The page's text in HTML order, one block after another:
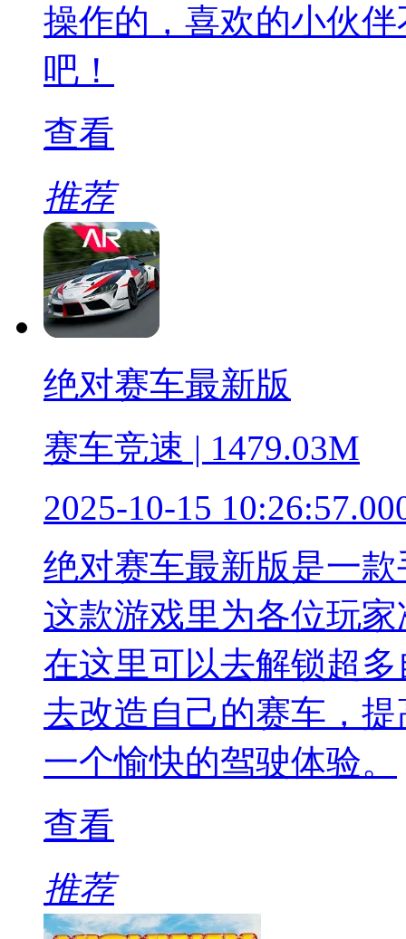
操作的，喜欢的小伙
吧！
查看
推荐
绝对赛车最新版
赛车竞速 | 1479.03M
2025-10-15
绝对赛车最新版是一
这款游戏里为各位玩
在这里可以去解锁超
去改造自己的赛车，
一个愉快的驾驶体验。
查看
推荐